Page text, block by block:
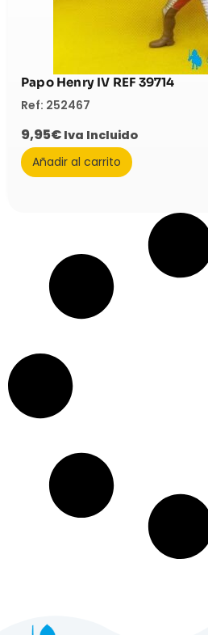
Papo Henry IV REF 39714
Ref: 252467
9,95€ Iva Incluido
Añadir al carrito